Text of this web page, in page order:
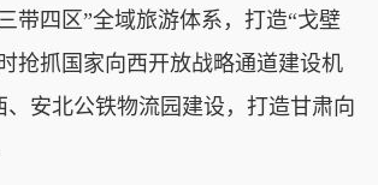
带四区”全域旅游体系，打造“戈壁
抢抓国家向西开放战略通道建设机
、安北公铁物流园建设，打造甘肃向